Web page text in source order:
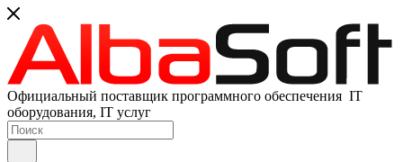
Официальный поставщик программного обеспечения IT
оборудования, IT услуг